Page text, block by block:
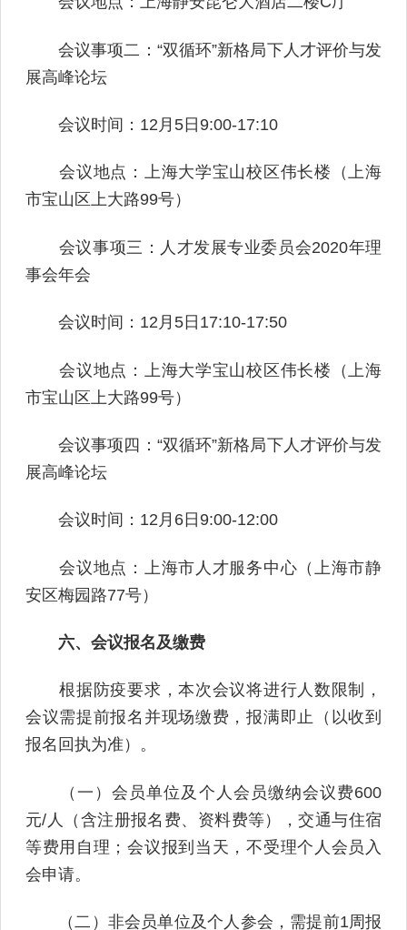
会议事项二：“双循环”新格局下人才评价与发
展高峰论坛
会议时间：12月5日9:00-17:10
会议地点：上海大学宝山校区伟长楼（上海
市宝山区上大路99号）
会议事项三：人才发展专业委员会2020年理
事会年会
会议时间：12月5日17:10-17:50
会议地点：上海大学宝山校区伟长楼（上海
市宝山区上大路99号）
会议事项四：“双循环”新格局下人才评价与发
展高峰论坛
会议时间：12月6日9:00-12:00
会议地点：上海市人才服务中心（上海市静
安区梅园路77号）
六、会议报名及缴费
根据防疫要求，本次会议将进行人数限制，
会议需提前报名并现场缴费，报满即止（以收到
报名回执为准）。
（一）会员单位及个人会员缴纳会议费600
元/人（含注册报名费、资料费等），交通与住宿
等费用自理；会议报到当天，不受理个人会员入
会申请。
（二）非会员单位及个人参会，需提前1周报